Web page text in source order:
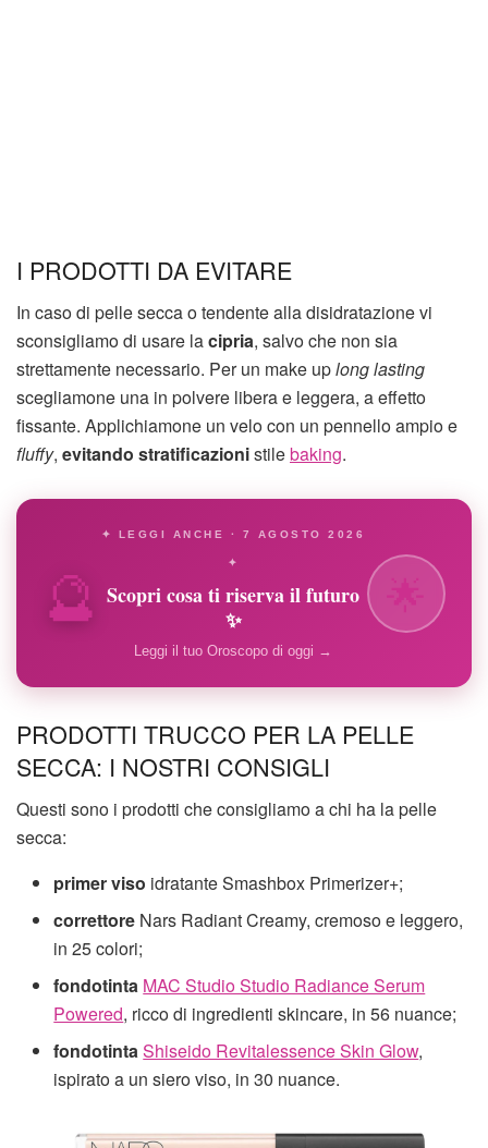
I PRODOTTI DA EVITARE
In caso di pelle secca o tendente alla disidratazione vi
sconsigliamo di usare lacipria, salvo che non sia
strettamente necessario. Per un make uplong lasting
scegliamone una in polvere libera e leggera, a effetto
fissante. Applichiamone un velo con un pennello ampio e
fluffy, evitando stratificazionistilebaking.
🔮
✦ LEGGI ANCHE · 7 AGOSTO 2026
✦
Scopri cosa ti riserva il futuro
✨
Leggi il tuo Oroscopo di oggi →
PRODOTTI TRUCCO PER LA PELLE
SECCA: I NOSTRI CONSIGLI
Questi sono i prodotti che consigliamo a chi ha la pelle
secca:
primer viso idratante Smashbox Primerizer+;
correttore Nars Radiant Creamy, cremoso e leggero,
in 25 colori;
fondotinta MAC Studio Studio Radiance Serum
Powered, ricco di ingredienti skincare, in 56 nuance;
fondotintaShiseido Revitalessence Skin Glow,
ispirato a un siero viso, in 30 nuance.